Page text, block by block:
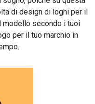
di design di loghi per il
modello secondo i tuoi
per il tuo marchio in